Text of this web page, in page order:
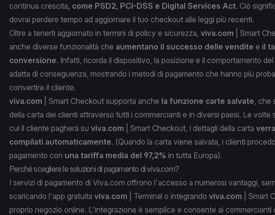
continua crescita, come PSD2, PCI-DSS e Digital Services Act. Ciò
dovrai perdere tempo ad aggiornare il tuo checkout alle leggi più recenti.
Oltre a tenerti aggiornato in termini di policy e sicurezza, viva.com | Smart
anche diverse funzionalità che aumentano il successo delle vendite e il
conversione. Infatti, ricorda il dispositivo, la posizione e il comportamento
adatta di conseguenza, mostrando i metodi di pagamento che hanno più
convertire il cliente.
viva.com | Smart Checkout supporta anche la funzione carte salvate , che
della carta dei clienti attraverso tutti i commercianti e in diversi paesi. Le volte
cui il cliente pagherà su viva.com | Smart Checkout, i dettagli della carta
compilati automaticamente. (Quando la carta viene salvata, i clienti
pagamento con una tariffa media del 97,2% in tutta Europa).
Perché scegliere le soluzioni di pagamento di viva.com?
I servizi di pagamento di Viva.com offrono l'accesso a numerosi vantaggi,
scaricando l'app gratuita viva.com | Terminal o integrando viva.com | Smart
proprio negozio online. L'integrazione è semplice e consente ai commercianti